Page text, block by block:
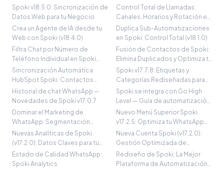
(v18.6.0)
Spoki v18.5.0: Sincronización de
Datos Web para tu Negocio
Control Total de Llamadas:
Canales, Horarios y Rotación en
Spoki
Crea un Agente de IA desde tu
Web con Spoki (v18.4.0)
Duplica Sub-Automatizaciones
en Spoki: Control Total (v18.1.0)
Filtra Chat por Número de
Teléfono Individual en Spoki
(v17.9.1)
Fusión de Contactos de Spoki:
Elimina Duplicados y Optimiza tu
CR
Sincronización Automática
HubSpot Spoki: Contactos
Siempre Actual
Spoki v17.7.8: Etiquetas y
Categorías Rediseñadas para
WhatsApp
Historial de chat WhatsApp —
Novedades de Spoki v17.0.7
Spoki se integra con Go High
Level — Guía de automatización
de WhatsApp
Dominar el Marketing de
WhatsApp: Segmentación
Precisa con Spoki
Nuevo Menú Superior Spoki
v17.2.5: Optimiza tu WhatsApp
Business
Nuevas Analíticas de Spoki
(v17.2.0): Datos Claves para tu
Negoci
Nueva Cuenta Spoki (v17.2.0):
Gestión Optimizada de
WhatsApp Busi
Estado de Calidad WhatsApp:
Spoki Analytics
Rediseño de Spoki: La Mejor
Plataforma de Automatización